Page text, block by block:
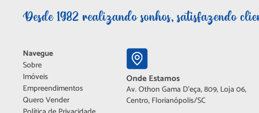
Navegue
Sobre
Imóveis
Empreendimentos
Quero Vender
Onde Estamos
Av. Othon Gama D'eça, 809, Loja 06,
Centro, Florianópolis/SC